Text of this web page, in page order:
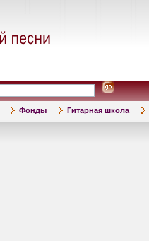
Фонды Гитарная школа